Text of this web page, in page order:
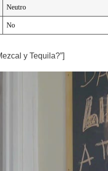
Neutro
No
y Tequila?”]